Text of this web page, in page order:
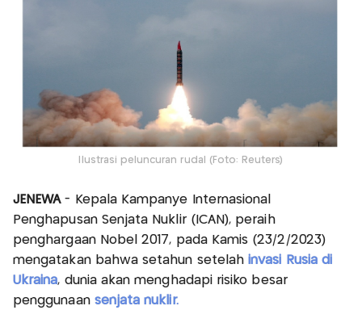
Ilustrasi peluncuran rudal (Foto: Reuters)
JENEWA- Kepala Kampanye Internasional
Penghapusan Senjata Nuklir (ICAN), peraih
penghargaan Nobel 2017, pada Kamis (23/2/2023)
mengatakan bahwa setahun setelahinvasi Rusia di
Ukraina, dunia akan menghadapi risiko besar
penggunaan senjata nuklir.